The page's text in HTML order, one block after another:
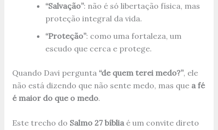
“Salvação”: não é só libertação física, mas
proteção integral da vida.
“Proteção”: como uma fortaleza, um
escudo que cerca e protege.
Quando Davi pergunta “de quem terei medo?”, ele
não está dizendo que não sente medo, mas que a fé
é maior do que o medo.
Este trecho do Salmo 27 bíbliaé um convite direto